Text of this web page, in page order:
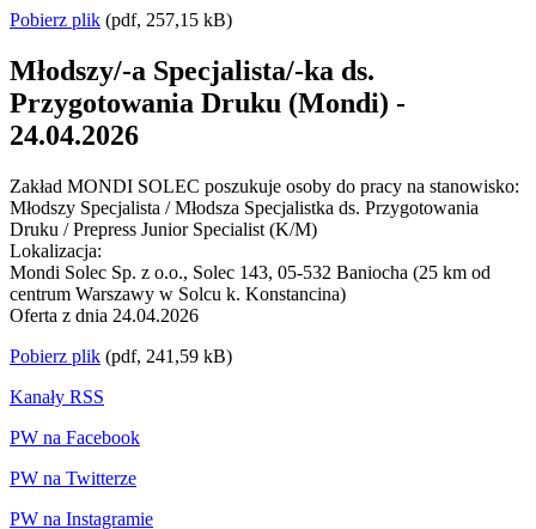
Pobierz plik (pdf, 257,15 kB)
Młodszy/-a Specjalista/-ka ds.
Przygotowania Druku (Mondi) -
24.04.2026
Zakład MONDI SOLEC poszukuje osoby do pracy na stanowisko:
Młodszy Specjalista / Młodsza Specjalistka ds. Przygotowania
Druku / Prepress Junior Specialist (K/M)
Lokalizacja:
Mondi Solec Sp. z o.o., Solec 143, 05-532 Baniocha (25 km od
centrum Warszawy w Solcu k. Konstancina)
Oferta z dnia 24.04.2026
Pobierz plik (pdf, 241,59 kB)
Kanały RSS
PW na Facebook
PW na Twitterze
PW na Instagramie